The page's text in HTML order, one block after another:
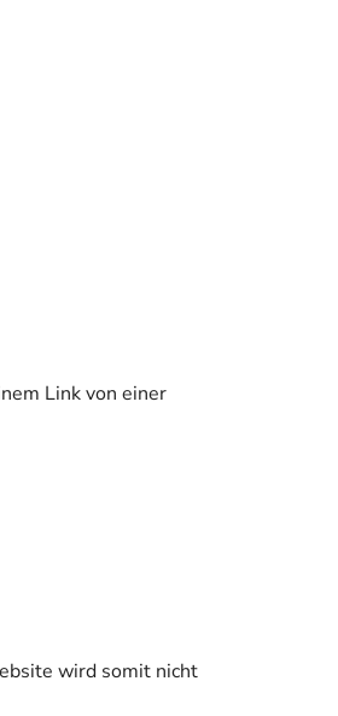
Link von einer
wird somit nicht